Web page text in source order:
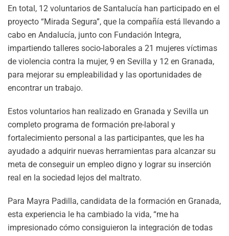
En total, 12 voluntarios de Santalucía han participado en el
proyecto “Mirada Segura”, que la compañía está llevando a
cabo en Andalucía, junto con Fundación Integra,
impartiendo talleres socio-laborales a 21 mujeres víctimas
de violencia contra la mujer, 9 en Sevilla y 12 en Granada,
para mejorar su empleabilidad y las oportunidades de
encontrar un trabajo.
Estos voluntarios han realizado en Granada y Sevilla un
completo programa de formación pre-laboral y
fortalecimiento personal a las participantes, que les ha
ayudado a adquirir nuevas herramientas para alcanzar su
meta de conseguir un empleo digno y lograr su inserción
real en la sociedad lejos del maltrato.
Para Mayra Padilla, candidata de la formación en Granada,
esta experiencia le ha cambiado la vida, “me ha
impresionado cómo consiguieron la integración de todas